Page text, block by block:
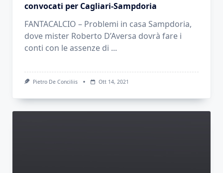
convocati per Cagliari-Sampdoria
FANTACALCIO – Problemi in casa Sampdoria,
dove mister Roberto D’Aversa dovrà fare i
conti con le assenze di ...
Pietro De Conciliis Ott 14, 2021